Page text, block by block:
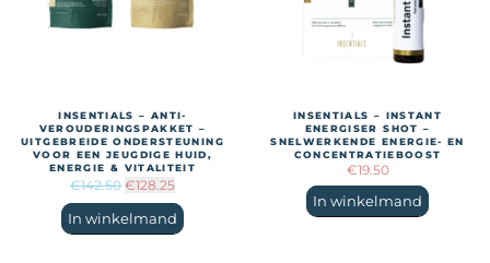
INSENTIALS – ANTI-
VEROUDERINGSPAKKET –
UITGEBREIDE ONDERSTEUNING
VOOR EEN JEUGDIGE HUID,
ENERGIE & VITALITEIT
€142.50 €128.25
In winkelmand
INSENTIALS – INSTANT
ENERGISER SHOT –
SNELWERKENDE ENERGIE- EN
CONCENTRATIEBOOST
€19.50
In winkelmand